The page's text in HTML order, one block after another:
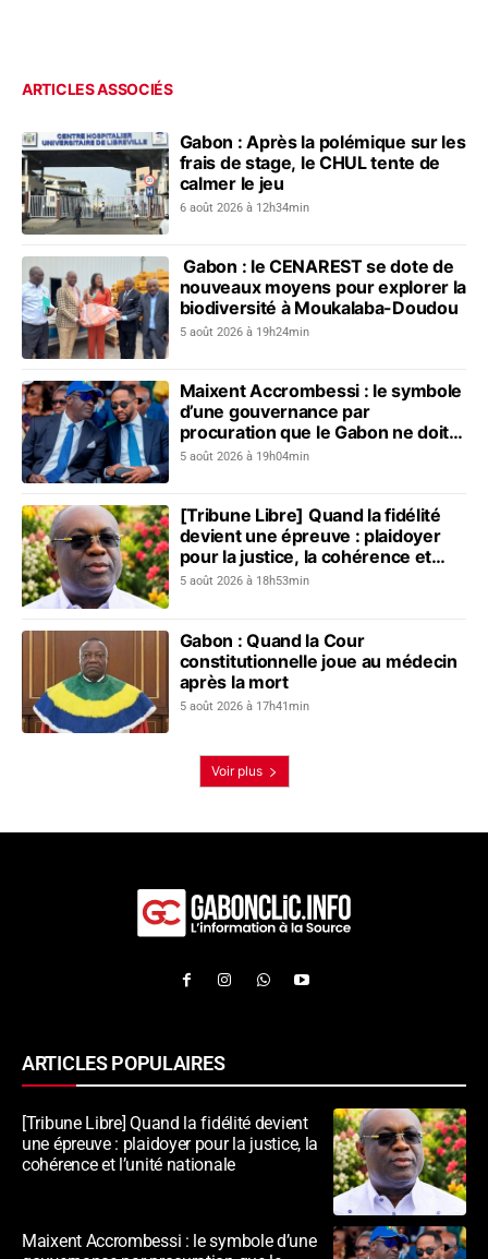
ARTICLES ASSOCIÉS
Gabon : Après la polémique sur les
frais de stage, le CHUL tente de
calmer le jeu
6 août 2026 à 12h34min
Gabon : le CENAREST se dote de
nouveaux moyens pour explorer la
biodiversité à Moukalaba-Doudou
5 août 2026 à 19h24min
Maixent Accrombessi : le symbole
d’une gouvernance par
procuration que le Gabon ne doit
plus revivre
5 août 2026 à 19h04min
[Tribune Libre] Quand la fidélité
devient une épreuve : plaidoyer
pour la justice, la cohérence et
l’unité nationale
5 août 2026 à 18h53min
Gabon : Quand la Cour
constitutionnelle joue au médecin
après la mort
5 août 2026 à 17h41min
Voir plus
ARTICLES POPULAIRES
[Tribune Libre] Quand la fidélité devient
une épreuve : plaidoyer pour la justice, la
cohérence et l’unité nationale
Maixent Accrombessi : le symbole d’une